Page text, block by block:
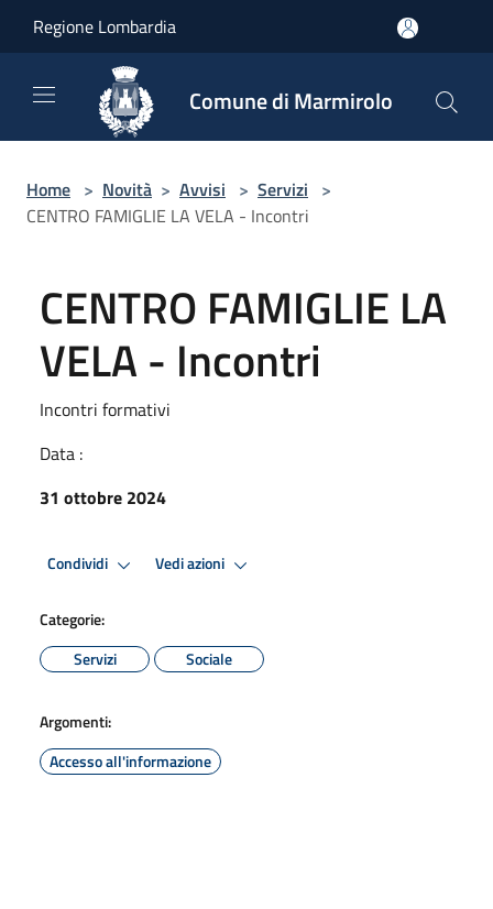
Regione Lombardia
Comune di Marmirolo
Home > Novità > Avvisi > Servizi >
CENTRO FAMIGLIE LA VELA - Incontri
CENTRO FAMIGLIE LA
VELA - Incontri
Incontri formativi
Data :
31 ottobre 2024
Condividi Vedi azioni
Categorie:
Servizi
Sociale
Argomenti:
Accesso all'informazione